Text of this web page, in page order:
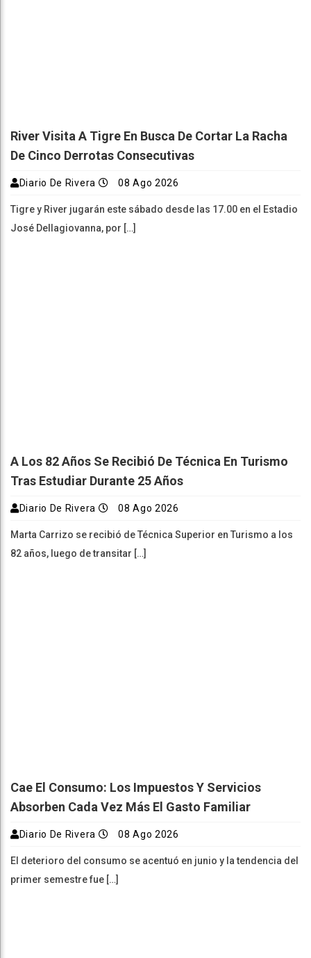
River Visita A Tigre En Busca De Cortar La Racha
De Cinco Derrotas Consecutivas
Diario De Rivera 08 Ago 2026
Tigre y River jugarán este sábado desde las 17.00 en el Estadio
José Dellagiovanna, por […]
A Los 82 Años Se Recibió De Técnica En Turismo
Tras Estudiar Durante 25 Años
Diario De Rivera 08 Ago 2026
Marta Carrizo se recibió de Técnica Superior en Turismo a los
82 años, luego de transitar […]
Cae El Consumo: Los Impuestos Y Servicios
Absorben Cada Vez Más El Gasto Familiar
Diario De Rivera 08 Ago 2026
El deterioro del consumo se acentuó en junio y la tendencia del
primer semestre fue […]